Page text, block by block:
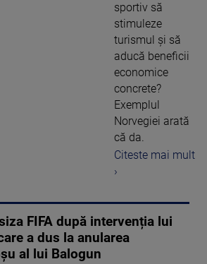
sportiv să
stimuleze
turismul și să
aducă beneficii
economice
concrete?
Exemplul
Norvegiei arată
că da.
Citeste mai mult
›
FIFA după intervenția lui
a dus la anularea
al lui Balogun